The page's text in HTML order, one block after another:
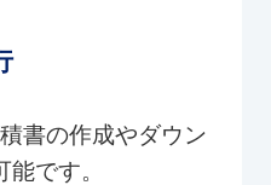
書の作成やダウン
能です。